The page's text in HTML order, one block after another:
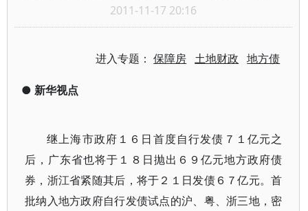
2011-11-17 20:16
进入专题：保障房 土地财政 地方债
● 新华视点
继上海市政府１６日首度自行发债７１亿元之
后，广东省也将于１８日抛出６９亿元地方政府债
券，浙江省紧随其后，将于２１日发债６７亿元。首
批纳入地方政府自行发债试点的沪、粤、浙三地，密